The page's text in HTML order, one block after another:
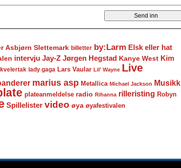
Asbjørn Slettemark billetter by:Larm Elsk eller hat
intervju Jay-Z Jørgen Hegstad Kanye West Kim
kvelertak lady gaga Lars Vaular Lil' Wayne Live
marius asp Metallica Michael Jackson
Musikk
plateanmeldelse radio Rihanna rilleristing Robyn
Spillelister video øya øyafestivalen